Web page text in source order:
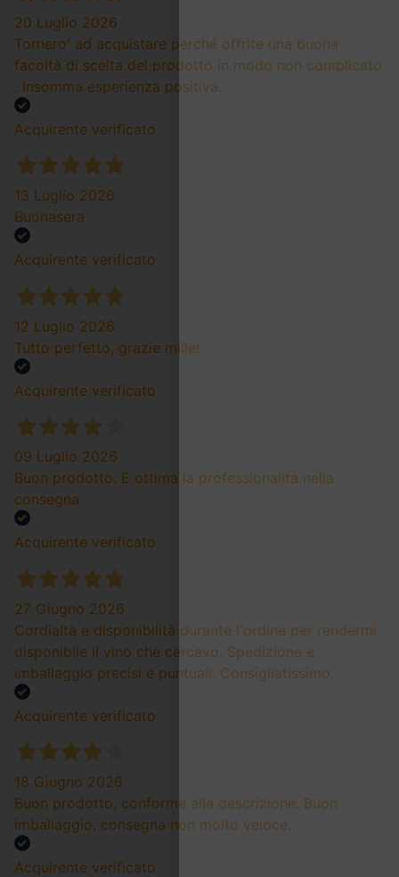
20 Luglio 2026
Tornero' ad acquistare perché offrite una buona
facoltà di scelta del prodotto in modo non complicato
. Insomma esperienza positiva.
Acquirente verificato
13 Luglio 2026
Buonasera
Acquirente verificato
12 Luglio 2026
Tutto perfetto, grazie mille!
Acquirente verificato
09 Luglio 2026
Buon prodotto. E ottima la professionalità nella
consegna
Acquirente verificato
27 Giugno 2026
Cordialtà e disponibilità durante l'ordine per rendermi
disponibile il vino che cercavo. Spedizione e
imballaggio precisi e puntuali. Consigliatissimo.
Acquirente verificato
18 Giugno 2026
Buon prodotto, conforme alla descrizione. Buon
imballaggio, consegna non molto veloce.
Acquirente verificato